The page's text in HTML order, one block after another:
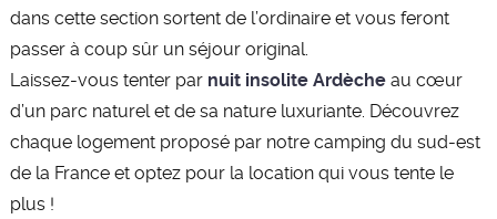
dans cette section sortent de l’ordinaire et vous feront
passer à coup sûr un séjour original.
Laissez-vous tenter par nuit insolite Ardècheau cœur
d’un parc naturel et de sa nature luxuriante. Découvrez
chaque logement proposé par notre camping du sud-est
de la France et optez pour la location qui vous tente le
plus !